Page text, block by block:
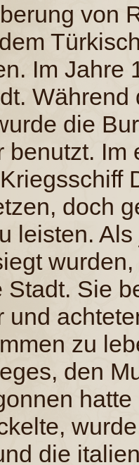
von
Im Jahre
die
benutzt.
doch
leisten.
Stadt. Sie
und
zu
den
die